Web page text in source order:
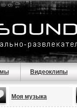
Видеоклипы
Моя музыка